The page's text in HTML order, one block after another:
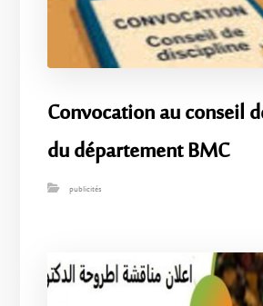
Convocation au conseil
du département BMC
publicités